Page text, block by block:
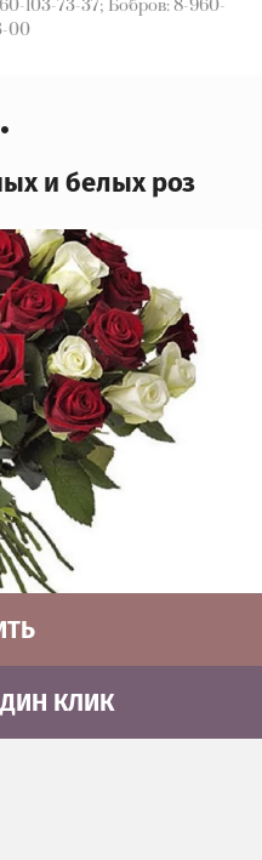
103-73-37; Бобров: 8-960-
00
и белых роз
КЛИК